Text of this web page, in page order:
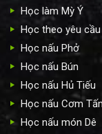
Học làm Mỳ Ý
Học theo yêu cầu
Học nấu Phở
Học nấu Bún
Học nấu Hủ Tiếu
Học nấu Cơm
Học nấu món Dê